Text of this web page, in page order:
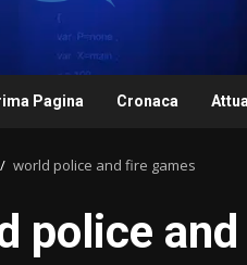
Pagina Cronaca
world police and fire games
police